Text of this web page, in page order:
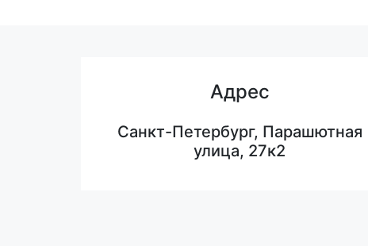
Адрес
Санкт-Петербург, Парашютная
улица, 27к2